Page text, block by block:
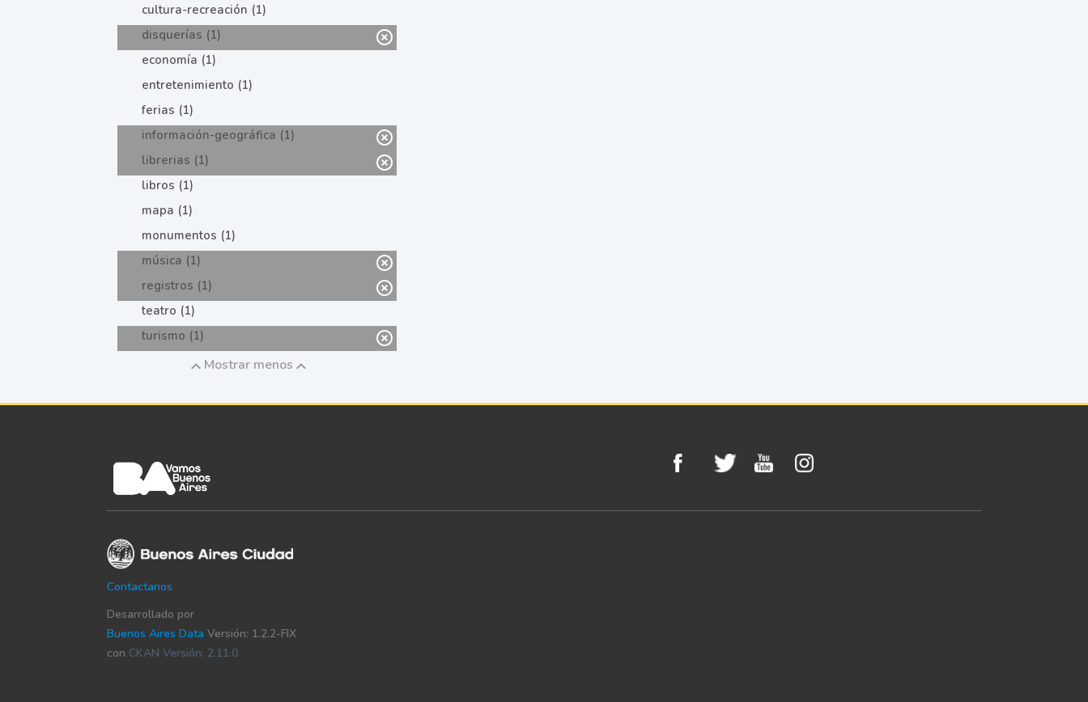
cultura-recreación (1)
disquerías (1)
economía (1)
entretenimiento (1)
ferias (1)
información-geográfica (1)
librerias (1)
libros (1)
mapa (1)
monumentos (1)
música (1)
registros (1)
teatro (1)
turismo (1)
Mostrar menos
Contactanos
Desarrollado por
Buenos Aires Data Versión: 1.2.2-FIX
con CKAN Versión: 2.11.0